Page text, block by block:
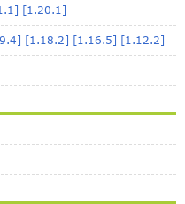
[1.20.1]
[1.18.2] [1.16.5] [1.12.2]